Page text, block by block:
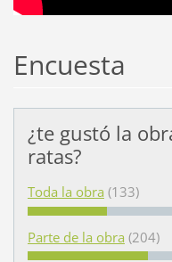
Encuesta
¿te gustó la
ratas?
Toda la obra (133)
Parte de la obra (204)